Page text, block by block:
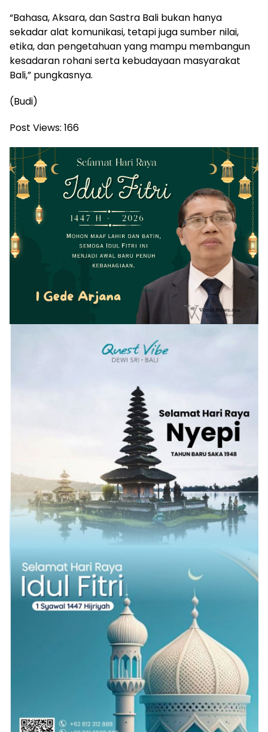
“Bahasa, Aksara, dan Sastra Bali bukan hanya
sekadar alat komunikasi, tetapi juga sumber nilai,
etika, dan pengetahuan yang mampu membangun
kesadaran rohani serta kebudayaan masyarakat
Bali,” pungkasnya.
(Budi)
Post Views: 166